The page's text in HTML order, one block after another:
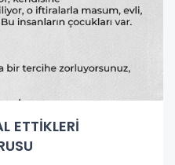
ETTİKLERİ